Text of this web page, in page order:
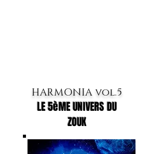
HARMONIA vol.5
LE 5èME UNIVERS DU
ZOUK